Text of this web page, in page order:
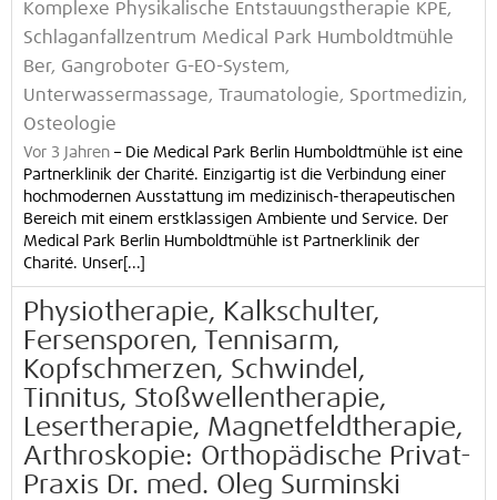
Komplexe Physikalische Entstauungstherapie KPE,
Schlaganfallzentrum Medical Park Humboldtmühle
Ber, Gangroboter G-EO-System,
Unterwassermassage, Traumatologie, Sportmedizin,
Osteologie
Vor 3 Jahren – Die Medical Park Berlin Humboldtmühle ist eine
Partnerklinik der Charité. Einzigartig ist die Verbindung einer
hochmodernen Ausstattung im medizinisch-therapeutischen
Bereich mit einem erstklassigen Ambiente und Service. Der
Medical Park Berlin Humboldtmühle ist Partnerklinik der
Charité. Unser[...]
Physiotherapie, Kalkschulter,
Fersensporen, Tennisarm,
Kopfschmerzen, Schwindel,
Tinnitus, Stoßwellentherapie,
Lesertherapie, Magnetfeldtherapie,
Arthroskopie: Orthopädische Privat-
Praxis Dr. med. Oleg Surminski